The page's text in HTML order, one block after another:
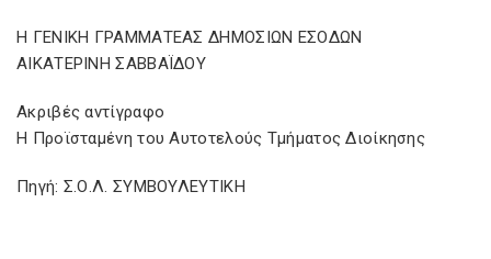
Η ΓΕΝΙΚΗ ΓΡΑΜΜΑΤΕΑΣ ΔΗΜΟΣΙΩΝ ΕΣΟΔΩΝ
ΑΙΚΑΤΕΡΙΝΗ ΣΑΒΒΑΪΔΟΥ
Ακριβές αντίγραφο
Η Προϊσταμένη του Αυτοτελούς Τμήματος Διοίκησης
Πηγή: Σ.Ο.Λ. ΣΥΜΒΟΥΛΕΥΤΙΚΗ